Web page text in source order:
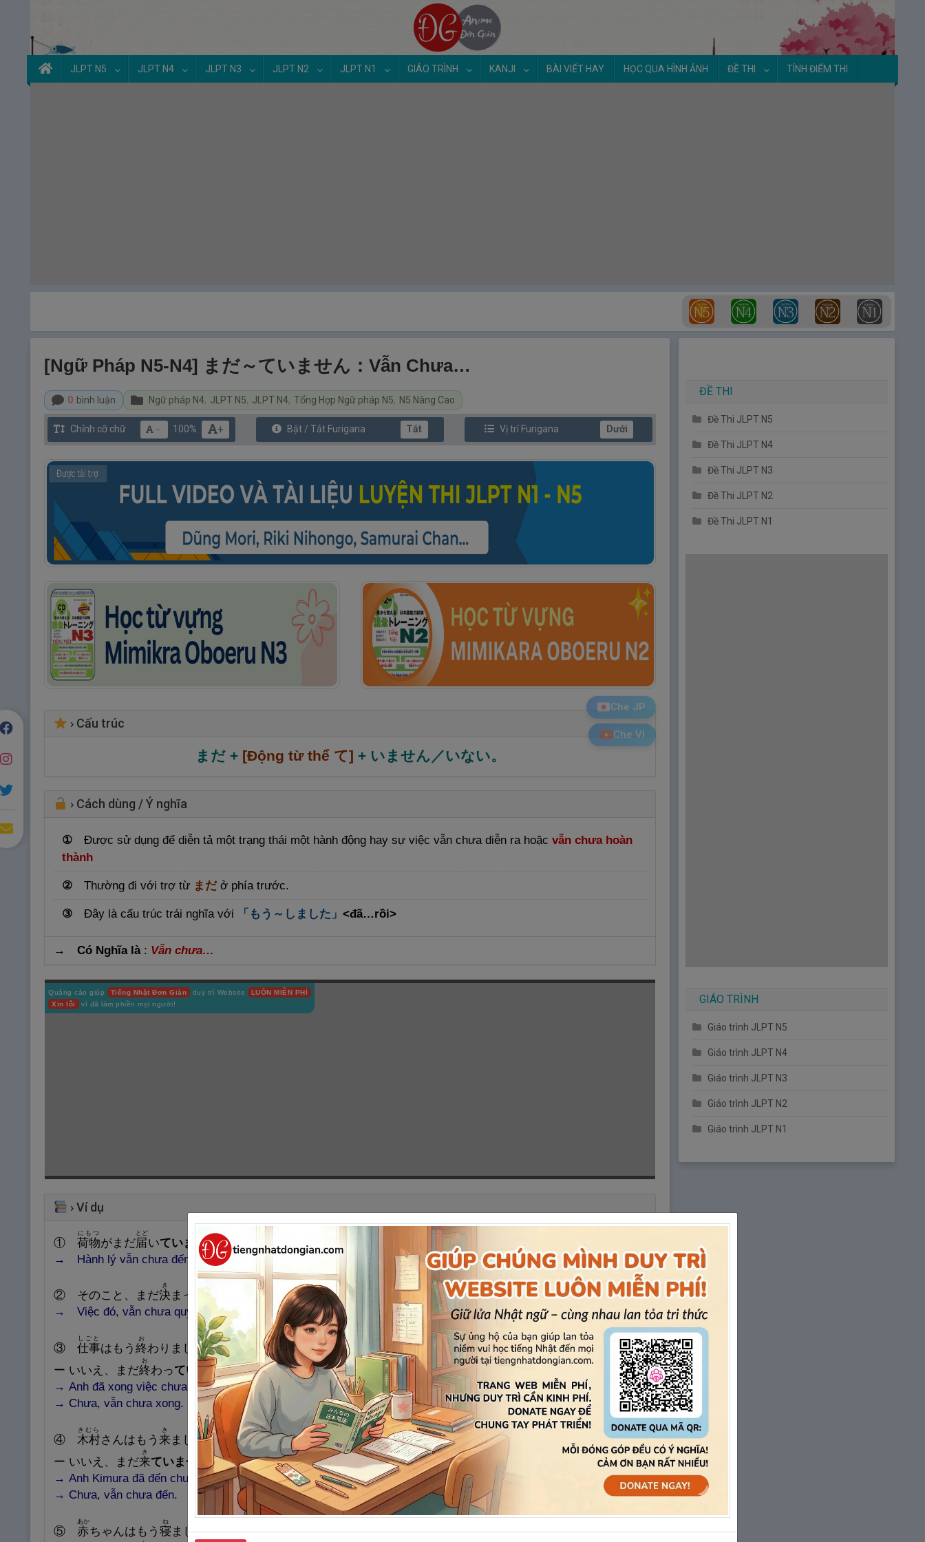
JLPT N5 JLPT N4 JLPT N3 JLPT N2 JLPT N1 GIÁO TRÌNH KANJI BÀI VIẾT HAY HỌC QUA HÌNH ẢNH ĐỀ THI TÍNH ĐIỂM THI
[Ngữ Pháp N5-N4] まだ～ていません：Vẫn Chưa…
0 bình luận Ngữ pháp N4, JLPT N5, JLPT N4, Tổng Hợp Ngữ pháp N5, N5 Nâng Cao
Chỉnh cỡ chữ － 100% + Bật / Tắt Furigana Tắt Vị trí Furigana Dưới
Che JP
› Cấu trúc
まだ +[Động từ thể て] + いません／いない。
› Cách dùng / Ý nghĩa
① Được sử dụng để diễn tả một trạng thái một hành động hay sự việc vẫn chưa diễn ra hoặc vẫn chưa hoàn
thành
② Thường đi với trợ từ まだ ở phía trước.
③ Đây là cấu trúc trái nghĩa với 「もう～しました」 <đã…rồi>
→ Có Nghĩa là: Vẫn chưa…
Quảng cáo giúp Tiếng Nhật Đơn Giản duy trì Website
LUÔN MIỄN PHÍ
Xin lỗi
vì đã làm phiền mọi người!
›Ví dụ
① 荷物
にもつ
がまだ届
とど
いていません。
→ Hành lý vẫn chưa đến.
② そのこと、まだ決
き
まっ
ていません。
→ Việc đó, vẫn chưa quyết định xong.
③ 仕
hành vi
事
しごと
はもう 終
お
わりましたか。
ー いいえ、まだ終
お
わっていません。
→ Anh đã xong việc chưa?
→ Chưa, vẫn chưa xong.
④ 木村
きむら
さんはもう 来
き
ましたか。
ー いいえ、まだ来
き
ていません。
→ Anh Kimura đã đến chưa?
→ Chưa, vẫn chưa đến.
⑤ 赤
あか
ちゃんはもう 寝
ね
ましたか。
Che VI
ĐỀ THI
Đề Thi JLPT N5
Đề Thi JLPT N4
Đề Thi JLPT N3
Đề Thi JLPT N2
Đề Thi JLPT N1
GIÁO TRÌNH
Giáo trình JLPT N5
Giáo trình JLPT N4
Giáo trình JLPT N3
Giáo trình JLPT N2
Giáo trình JLPT N1